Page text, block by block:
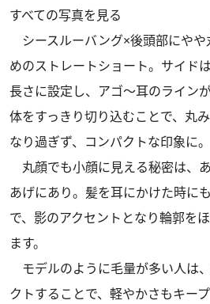
すべての写真を見る
シースルーバング×後頭部にや
めのストレートショート。サイド
長さに設定し、アゴ～耳のライン
体をすっきり切り込むことで、丸
なり過ぎず、コンパクトな印象に。
丸顔でも小顔に見える秘密は、
あげにあり。髪を耳にかけた時に
で、影のアクセントとなり輪郭を
ます。
モデルのように毛量が多い人は
クトすることで、軽やかさもキー